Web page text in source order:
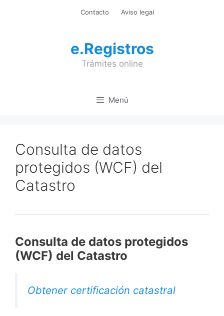
Contacto Aviso legal
e.Registros
Trámites online
Menú
Consulta de datos
protegidos (WCF) del
Catastro
Consulta de datos protegidos
(WCF) del Catastro
Obtener certificación catastral